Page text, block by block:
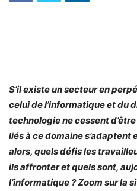
S’il existe un secteur en
celui de l’informatique et du
technologie ne cessent
liés à ce domaine s’adaptent
alors, quels défis les
ils affronter et quels sont,
l’informatique ? Zoom sur la